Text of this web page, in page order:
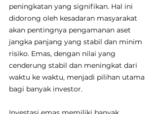
peningkatan yang signifikan. Hal ini
didorong oleh kesadaran masyarakat
akan pentingnya pengamanan aset
jangka panjang yang stabil dan minim
risiko. Emas, dengan nilai yang
cenderung stabil dan meningkat dari
waktu ke waktu, menjadi pilihan utama
bagi banyak investor.